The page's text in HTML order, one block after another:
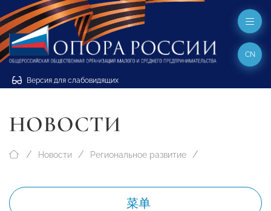
Версия для слабовидящих
CN
НОВОСТИ
Новости Региональное развитие
菜单